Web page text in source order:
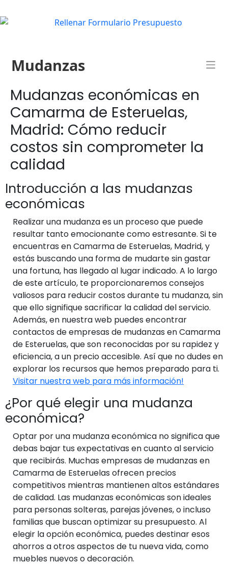
Mudanzas
Mudanzas económicas en
Camarma de Esteruelas,
Madrid: Cómo reducir
costos sin comprometer la
calidad
Introducción a las mudanzas
económicas
Realizar una mudanza es un proceso que puede
resultar tanto emocionante como estresante. Si te
encuentras en Camarma de Esteruelas, Madrid, y
estás buscando una forma de mudarte sin gastar
una fortuna, has llegado al lugar indicado. A lo largo
de este artículo, te proporcionaremos consejos
valiosos para reducir costos durante tu mudanza, sin
que ello signifique sacrificar la calidad del servicio.
Además, en nuestra web puedes encontrar
contactos de empresas de mudanzas en Camarma
de Esteruelas, que son reconocidas por su rapidez y
eficiencia, a un precio accesible. Así que no dudes en
explorar los recursos que hemos preparado para ti.
Visitar nuestra web para más información!
¿Por qué elegir una mudanza
económica?
Optar por una mudanza económica no significa que
debas bajar tus expectativas en cuanto al servicio
que recibirás. Muchas empresas de mudanzas en
Camarma de Esteruelas ofrecen precios
competitivos mientras mantienen altos estándares
de calidad. Las mudanzas económicas son ideales
para personas solteras, parejas jóvenes, o incluso
familias que buscan optimizar su presupuesto. Al
elegir la opción económica, puedes destinar esos
ahorros a otros aspectos de tu nueva vida, como
muebles nuevos o decoración.